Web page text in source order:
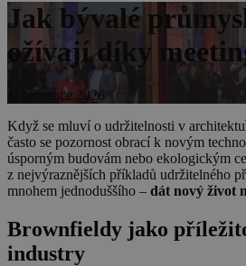
Jak bývalé
ožívají díky
1. července 2026
Když se mluví o udržitelnosti v
často se pozornost obrací k novým
úsporným budovám nebo ekologickým
z nejvýraznějších příkladů udržitelného
mnohem jednoduššího – dát nový život
Brownfieldy jako
industry